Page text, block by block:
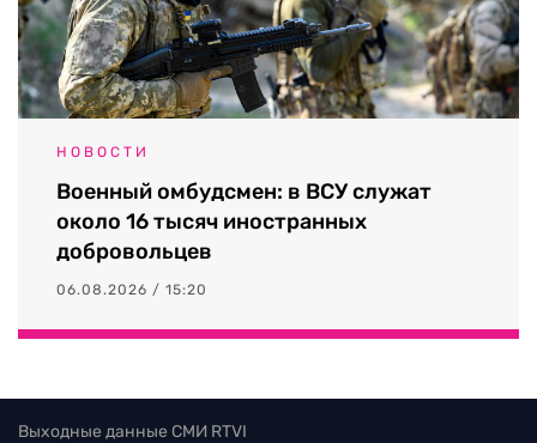
НОВОСТИ
Военный омбудсмен: в ВСУ служат
около 16 тысяч иностранных
добровольцев
06.08.2026 / 15:20
Выходные данные СМИ RTVI